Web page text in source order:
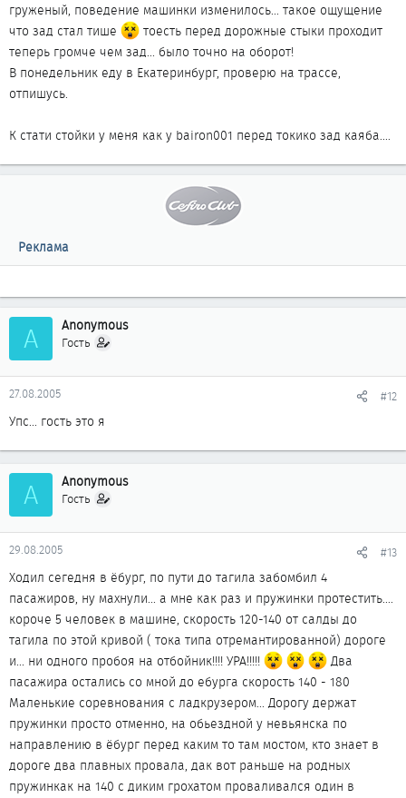
груженый, поведение машинки изменилось... такое ощущение
что зад стал тише
тоесть перед дорожные стыки проходит
теперь громче чем зад... было точно на оборот!
В понедельник еду в Екатеринбург, проверю на трассе,
отпишусь.
К стати стойки у меня как у bairon001 перед токико зад каяба....
Реклама
A Anonymous
Гость
27.08.2005 #12
Упс... гость это я
A Anonymous
Гость
29.08.2005 #13
Ходил сегедня в ёбург, по пути до тагила забомбил 4
пасажиров, ну махнули... а мне как раз и пружинки протестить....
короче 5 человек в машине, скорость 120-140 от салды до
тагила по этой кривой ( тока типа отремантированной) дороге
и... ни одного пробоя на отбойник!!!! УРА!!!!!
Два
пасажира остались со мной до ебурга скорость 140 - 180
Маленькие соревнования с ладкрузером... Дорогу держат
пружинки просто отменно, на обьездной у невьянска по
направлению в ёбург перед каким то там мостом, кто знает в
дороге два плавных провала, дак вот раньше на родных
пружинкак на 140 с диким грохатом проваливался один в